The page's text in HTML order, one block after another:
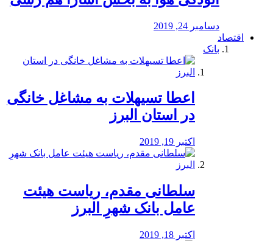
دسامبر 24, 2019
اقتصاد
بانک
️اعطا تسیهلات به مشاغل خانگی
در استان البرز
اکتبر 19, 2019
سلطانی مقدم، ریاست هیئت
عامل بانک شهرِ البرز
اکتبر 18, 2019